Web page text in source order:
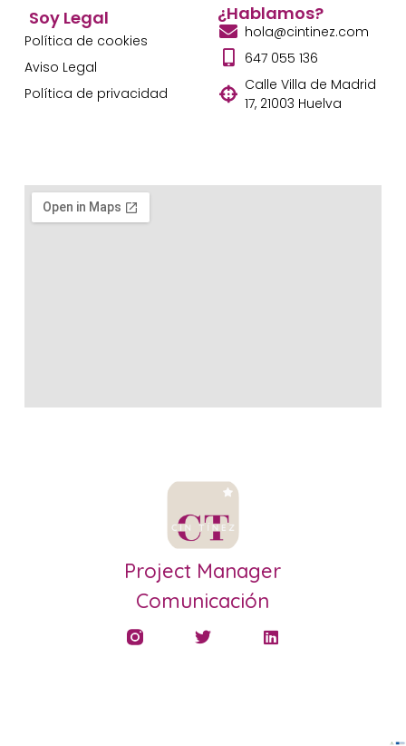
Project Manager
Comunicación
Soy Legal
Política de cookies
Aviso Legal
Política de privacidad
¿Hablamos?
hola@cintinez.com
647 055 136
Calle Villa de Madrid
17, 21003 Huelva